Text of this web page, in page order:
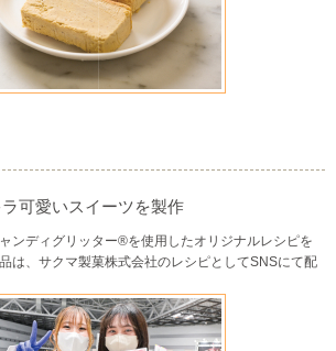
可愛いスイーツを製作
ンディグリッター®を使用したオリジナルレシピを
は、サクマ製菓株式会社のレシピとしてSNSにて配